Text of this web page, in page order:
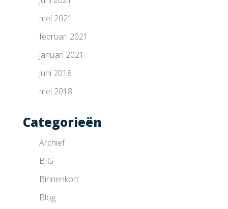
mei 2021
februari 2021
januari 2021
juni 2018
mei 2018
Categorieën
Archief
BIG
Binnenkort
Blog